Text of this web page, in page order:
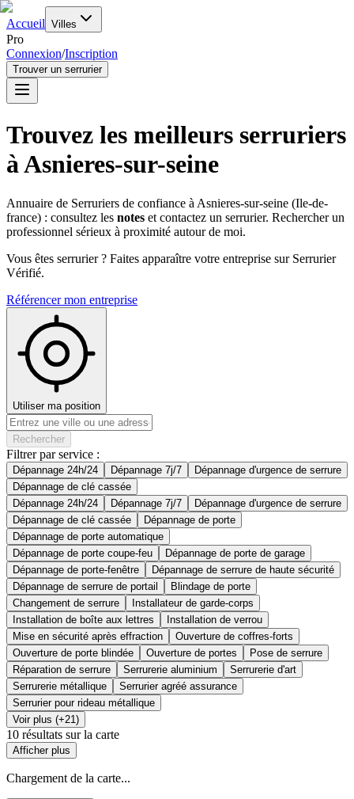
Accueil Villes
Pro
Connexion/Inscription
Trouver un serrurier
Trouvez les meilleurs serruriers
àAsnieres-sur-seine
Annuaire de Serruriers de confiance à Asnieres-sur-seine (Ile-de-
france) : consultez les notes et contactez un serrurier. Rechercher un
professionnel sérieux à proximité autour de moi.
Vous êtes serrurier ? Faites apparaître votre entreprise sur Serrurier
Vérifié.
Référencer mon entreprise
Utiliser ma position
Rechercher
Filtrer par service :
Dépannage 24h/24 Dépannage 7j/7
Dépannage d'urgence de serrure
Dépannage de clé cassée
Dépannage 24h/24
Dépannage 7j/7
Dépannage d'urgence de serrure
Dépannage de clé cassée
Dépannage de porte
Dépannage de porte automatique
Dépannage de porte coupe-feu
Dépannage de porte de garage
Dépannage de porte-fenêtre
Dépannage de serrure de haute sécurité
Dépannage de serrure de portail
Blindage de porte
Changement de serrure
Installateur de garde-corps
Installation de boîte aux lettres
Installation de verrou
Mise en sécurité après effraction
Ouverture de coffres-forts
Ouverture de porte blindée
Ouverture de portes
Pose de serrure
Réparation de serrure
Serrurerie aluminium
Serrurerie d'art
Serrurerie métallique
Serrurier agréé assurance
Serrurier pour rideau métallique
Voir plus (+21)
10 résultats sur la carte
Afficher plus
Chargement de la carte...